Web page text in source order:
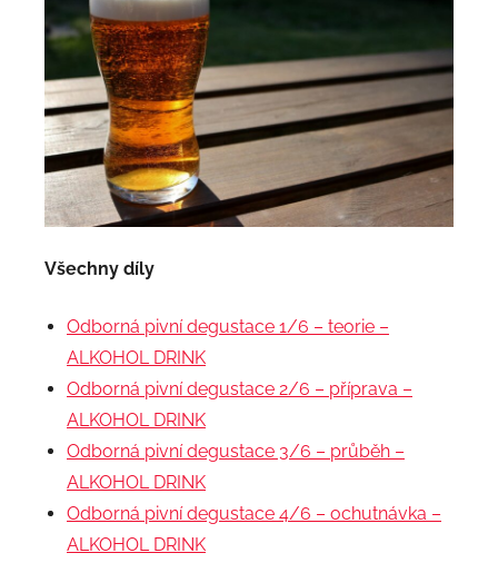
Všechny díly
Odborná pivní degustace 1/6 – teorie –
ALKOHOL DRINK
Odborná pivní degustace 2/6 – příprava –
ALKOHOL DRINK
Odborná pivní degustace 3/6 – průběh –
ALKOHOL DRINK
Odborná pivní degustace 4/6 – ochutnávka –
ALKOHOL DRINK